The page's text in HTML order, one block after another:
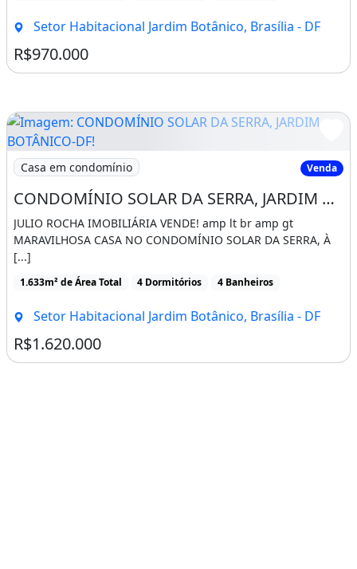
Escada
Interfone
Lavanderia
Permite Animais
Escritório
Espaço Gourmet
Energia Solar
Sacada / Varanda
Fechadura Digital
Aquecimento
Churrasqueira Piscina
Varanda
Área de serviço
Setor Habitacional Jardim Botânico, Brasília - DF
R$970.000
Imagem: CONDOMÍNIO SOLAR DA SERRA, JARDIM
Casa em condomínio Venda
CONDOMÍNIO SOLAR DA SERRA, JARDIM BOTÂNICO-DF!
JULIO ROCHA IMOBILIÁRIA VENDE! amp lt br amp gt
MARAVILHOSA CASA NO CONDOMÍNIO SOLAR DA SERRA, À
[...]
1.633m² de Área Total 4 Dormitórios 4 Banheiros
Setor Habitacional Jardim Botânico, Brasília - DF
R$1.620.000